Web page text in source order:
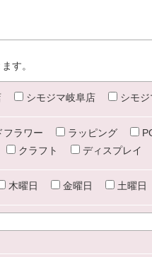
す。
シモジマ岐阜店 シモジ
フラワー ラッピング
クラフト ディスプレイ
木曜日 金曜日 土曜日